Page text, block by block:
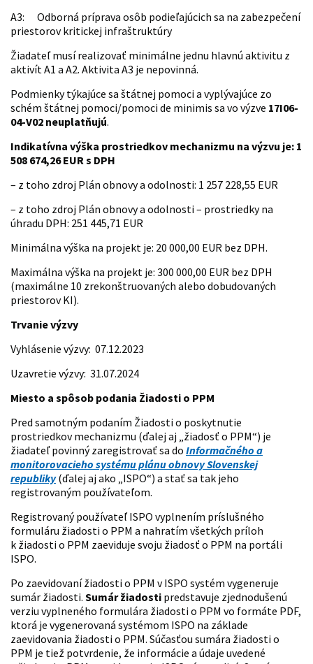
A3: Odborná príprava osôb podieľajúcich sa na zabezpečení
priestorov kritickej infraštruktúry
Žiadateľ musí realizovať minimálne jednu hlavnú aktivitu z
aktivít A1 a A2. Aktivita A3 je nepovinná.
Podmienky týkajúce sa štátnej pomoci a vyplývajúce zo
schém štátnej pomoci/pomoci de minimis sa vo výzve 17I06-
04-V02 neuplatňujú.
Indikatívna výška prostriedkov mechanizmu na výzvu je: 1
508 674,26 EUR s DPH
– z toho zdroj Plán obnovy a odolnosti: 1 257 228,55 EUR
– z toho zdroj Plán obnovy a odolnosti – prostriedky na
úhradu DPH: 251 445,71 EUR
Minimálna výška na projekt je: 20 000,00 EUR bez DPH.
Maximálna výška na projekt je: 300 000,00 EUR bez DPH
(maximálne 10 zrekonštruovaných alebo dobudovaných
priestorov KI).
Trvanie výzvy
Vyhlásenie výzvy: 07.12.2023
Uzavretie výzvy: 31.07.2024
Miesto a spôsob podania Žiadosti o PPM
Pred samotným podaním Žiadosti o poskytnutie
prostriedkov mechanizmu (ďalej aj „žiadosť o PPM“) je
žiadateľ povinný zaregistrovať sa do Informačného a
monitorovacieho systému plánu obnovy Slovenskej
republiky(ďalej aj ako „ISPO“) a stať sa tak jeho
registrovaným používateľom.
Registrovaný používateľ ISPO vyplnením príslušného
formuláru žiadosti o PPM a nahratím všetkých príloh
k žiadosti o PPM zaeviduje svoju žiadosť o PPM na portáli
ISPO.
Po zaevidovaní žiadosti o PPM v ISPO systém vygeneruje
sumár žiadosti. Sumár žiadosti predstavuje zjednodušenú
verziu vyplneného formulára žiadosti o PPM vo formáte PDF,
ktorá je vygenerovaná systémom ISPO na základe
zaevidovania žiadosti o PPM. Súčasťou sumára žiadosti o
PPM je tiež potvrdenie, že informácie a údaje uvedené